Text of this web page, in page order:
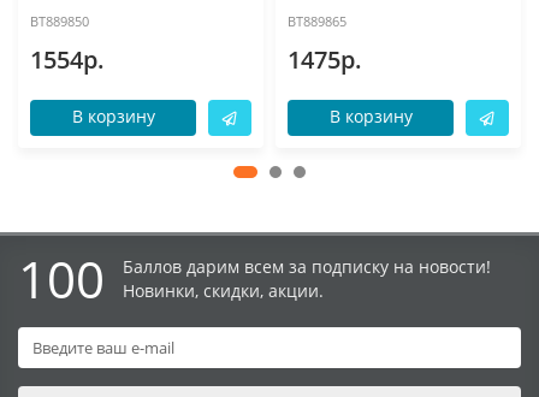
BT889850
1554р.
В корзину
BT889865
1475р.
В корзину
100
Баллов дарим всем за подписку на новости!
Новинки, скидки, акции.